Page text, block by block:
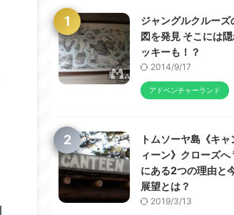
1
ジャングルクルーズ
図を発見 そこには隠
ッキーも！？
2014/9/17
アドベンチャーランド
2
トムソーヤ島《キャ
ィーン》クローズへ
にある2つの理由と
展望とは？
2019/3/13